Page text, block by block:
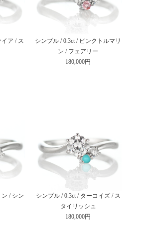
ア / ス
シンプル / 0.3ct / ピンクトルマリ
ン / フェアリー
180,000円
ン / シン
シンプル / 0.3ct / ターコイズ / ス
タイリッシュ
180,000円